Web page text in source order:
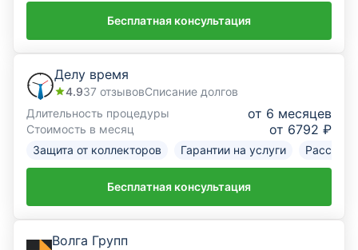
Бесплатная консультация
Делу время
4.937 отзывовСписание долгов
Длительность процедуры
от 6 месяцев
Стоимость в месяц от 6792 ₽
Защита от коллекторов Гарантии на услуги
Бесплатная консультация
Волга Групп